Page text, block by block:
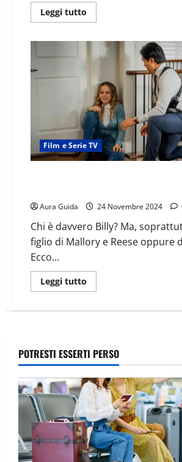
Leggi tutto
Film e Serie TV
Aura Guida 24 Novembre 2024
Chi è davvero Billy? Ma,
figlio di Mallory e Reese oppure
Ecco...
Leggi tutto
POTRESTI ESSERTI PERSO